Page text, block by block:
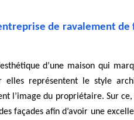
de ravalement de
d’une maison qui
elles représentent le style
l’image du propriétaire. Sur
façades afin d’avoir une